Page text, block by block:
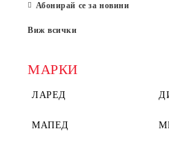
Абонирай се за новини
Виж всички
МАРКИ
ЛАРЕД
МАПЕД